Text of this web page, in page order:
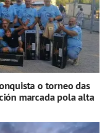
o torneo das
marcada pola alta